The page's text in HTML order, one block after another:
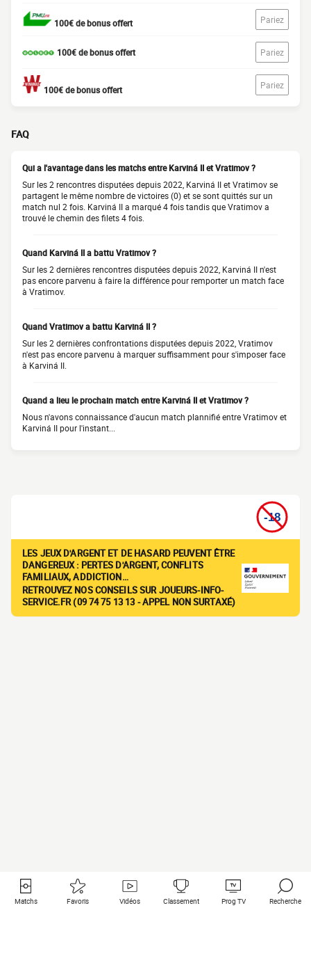
100€ de bonus offert Pariez
100€ de bonus offert Pariez
100€ de bonus offert Pariez
FAQ
Qui a l'avantage dans les matchs entre Karviná II et Vratimov ?
Sur les 2 rencontres disputées depuis 2022, Karviná II et Vratimov se
partagent le même nombre de victoires (0) et se sont quittés sur un
match nul 2 fois. Karviná II a marqué 4 fois tandis que Vratimov a
trouvé le chemin des filets 4 fois.
Quand Karviná II a battu Vratimov ?
Sur les 2 dernières rencontres disputées depuis 2022, Karviná II n'est
pas encore parvenu à faire la différence pour remporter un match face
à Vratimov.
Quand Vratimov a battu Karviná II ?
Sur les 2 dernières confrontations disputées depuis 2022, Vratimov
n'est pas encore parvenu à marquer suffisamment pour s'imposer face
à Karviná II.
Quand a lieu le prochain match entre Karviná II et Vratimov ?
Nous n'avons connaissance d'aucun match plannifié entre Vratimov et
Karviná II pour l'instant...
LES JEUX D'ARGENT ET DE HASARD PEUVENT ÊTRE
DANGEREUX : PERTES D'ARGENT, CONFLITS
FAMILIAUX, ADDICTION…
RETROUVEZ NOS CONSEILS SUR JOUEURS-INFO-
SERVICE.FR (09 74 75 13 13 - APPEL NON SURTAXÉ)
Matchs Favoris Vidéos Classement Prog TV Recherche